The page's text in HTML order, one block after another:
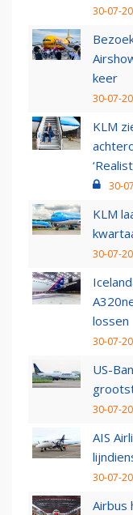
30-07-
keer
30-07-
KLM
30-
KLM
30-07-
lossen
30-07-
US-
30-07-
AIS
30-07-
Airbus